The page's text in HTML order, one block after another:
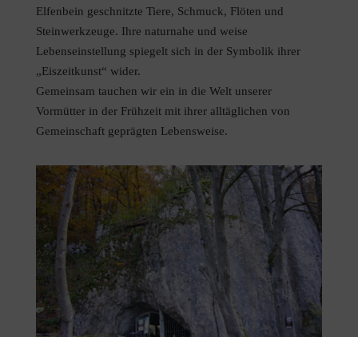
Elfenbein geschnitzte Tiere, Schmuck, Flöten und
Steinwerkzeuge. Ihre naturnahe und weise
Lebenseinstellung spiegelt sich in der Symbolik ihrer
„Eiszeitkunst“ wider.
Gemeinsam tauchen wir ein in die Welt unserer
Vormütter in der Frühzeit mit ihrer alltäglichen von
Gemeinschaft geprägten Lebensweise.